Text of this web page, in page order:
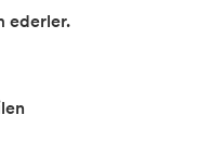
ederler.